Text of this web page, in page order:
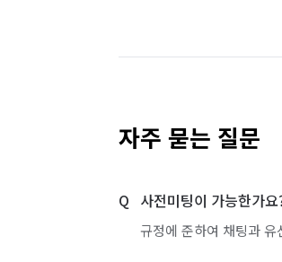
자주 묻는 질문
사전미팅이 가능한가요
규정에 준하여 채팅과